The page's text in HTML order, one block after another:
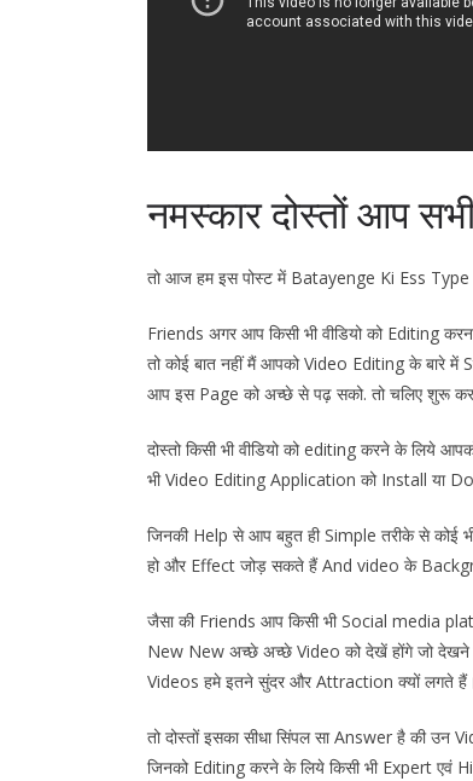
नमस्कार दोस्तों आप
तो आज हम इस पोस्ट में Batayenge Ki Ess
Friends अगर आप किसी भी वीडियो को Editing
तो कोई बात नहीं मैं आपको Video Editing के बारे में
आप इस Page को अच्छे से पढ़ सको. तो चलिए शुरू
दोस्तो किसी भी वीडियो को editing करने के लिये
भी Video Editing Application को Install या
जिनकी Help से आप बहुत ही Simple तरीके से कोई
हो और Effect जोड़ सकते हैं And video के
जैसा की Friends आप किसी भी Social media
New New अच्छे अच्छे Video को देखें होंगे जो
Videos हमे इतने सुंदर और Attraction क्यों लगते
तो दोस्तों इसका सीधा सिंपल सा Answer है की
जिनको Editing करने के लिये किसी भी Expert